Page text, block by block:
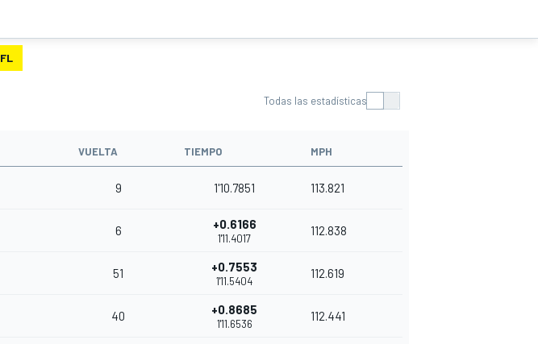
FL
Todas las estadísticas
VUELTA TIEMPO MPH
9 1'10.7851 113.821
6 +0.6166
1'11.4017
112.838
51 +0.7553
1'11.5404
112.619
40 +0.8685
1'11.6536
112.441